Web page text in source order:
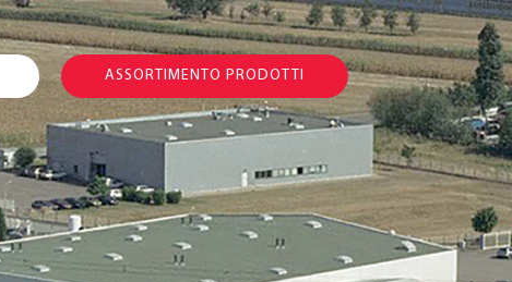
ASSORTIMENTO PRODOTTI